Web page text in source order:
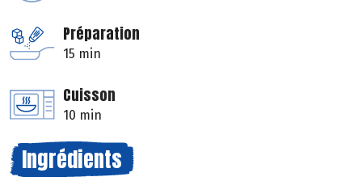
Préparation
15 min
Cuisson
10 min
Ingrédients